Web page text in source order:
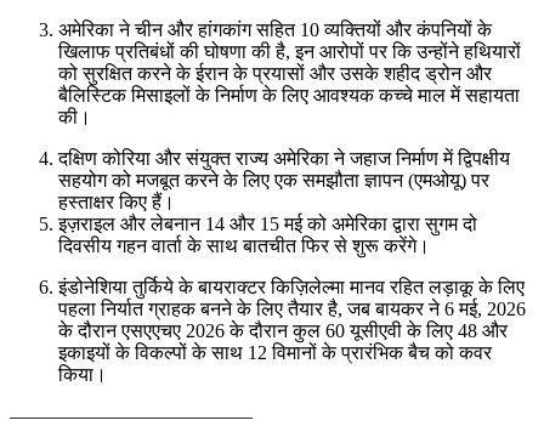
अमेरिका ने चीन और हांगकांग सहित 10 व्यक्तियों और कंपनियों के
खिलाफ प्रतिबंधों की घोषणा की है, इन आरोपों पर कि उन्होंने हथियारों
को सुरक्षित करने के ईरान के प्रयासों और उसके शहीद ड्रोन और
बैलिस्टिक मिसाइलों के निर्माण के लिए आवश्यक कच्चे माल में सहायता
की।
दक्षिण कोरिया और संयुक्त राज्य अमेरिका ने जहाज निर्माण में द्विपक्षीय
सहयोग को मजबूत करने के लिए एक समझौता ज्ञापन (एमओयू) पर
हस्ताक्षर किए हैं।
इज़राइल और लेबनान 14 और 15 मई को अमेरिका द्वारा सुगम दो
दिवसीय गहन वार्ता के साथ बातचीत फिर से शुरू करेंगे।
इंडोनेशिया तुर्किये के बायराक्टर किज़िलेल्मा मानव रहित लड़ाकू के लिए
पहला निर्यात ग्राहक बनने के लिए तैयार है, जब बायकर ने 6 मई, 2026
के दौरान एसएएचए 2026 के दौरान कुल 60 यूसीएवी के लिए 48 और
इकाइयों के विकल्पों के साथ 12 विमानों के प्रारंभिक बैच को कवर
किया।
————————————–